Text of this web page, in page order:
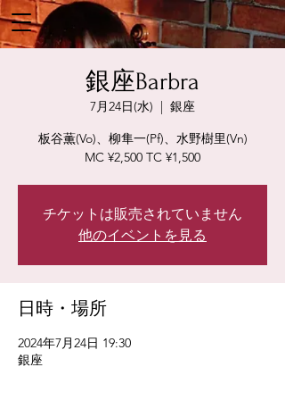
銀座Barbra
7月24日(水)
  |
銀座
板谷薫(Vo)、柳隼一(Pf)、水野樹里(Vn)
MC ¥2,500 TC ¥1,500
チケットは販売されていません
他のイベントを見る
日時・場所
2024年7月24日 19:30
銀座